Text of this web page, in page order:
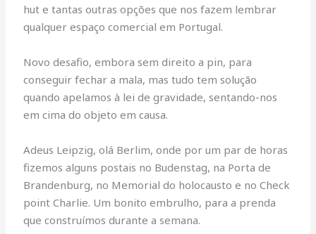
hut e tantas outras opções que nos fazem lembrar
qualquer espaço comercial em Portugal.
Novo desafio, embora sem direito a pin, para
conseguir fechar a mala, mas tudo tem solução
quando apelamos à lei de gravidade, sentando-nos
em cima do objeto em causa.
Adeus Leipzig, olá Berlim, onde por um par de horas
fizemos alguns postais no Budenstag, na Porta de
Brandenburg, no Memorial do holocausto e no Check
point Charlie. Um bonito embrulho, para a prenda
que construímos durante a semana.